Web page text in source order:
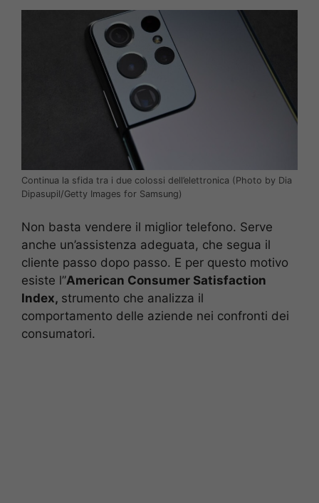
Continua la sfida tra i due colossi dell’elettronica (Photo by Dia
Dipasupil/Getty Images for Samsung)
Non basta vendere il miglior telefono. Serve
anche un’assistenza adeguata, che segua il
cliente passo dopo passo. E per questo motivo
esiste l”American Consumer Satisfaction
Index, strumento che analizza il
comportamento delle aziende nei confronti dei
consumatori.